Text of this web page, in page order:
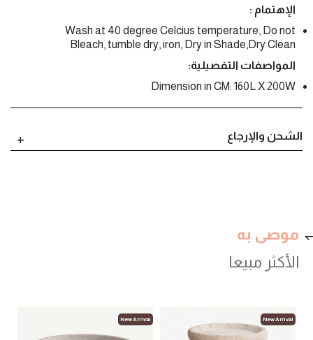
الإهتمام :
Wash at 40 degree Celcius temperature, Do not
Bleach, tumble dry, iron, Dry in Shade,Dry Clean
المواصفات التفصيلية:
Dimension in CM: 160L X 200W
الشحن والإرجاع
موصى به
New Arrival
New Arrival
الأكثر مبيعا